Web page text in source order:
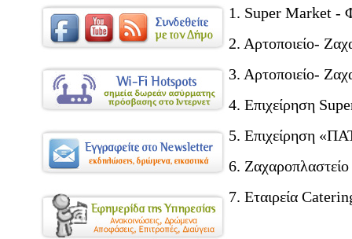
1. Super Market
2. Αρτοποιείο-
3. Αρτοποιείο-
4. Επιχείρηση
5. Επιχείρηση
6.
7. Εταιρεία